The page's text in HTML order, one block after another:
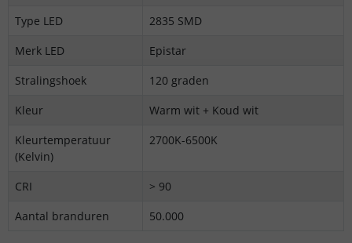
Type LED
2835 SMD
Merk LED
Epistar
Stralingshoek
120 graden
Kleur
Warm wit + Koud wit
Kleurtemperatuur
(Kelvin)
2700K-6500K
CRI
> 90
Aantal branduren
50.000